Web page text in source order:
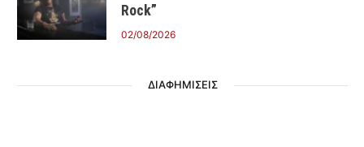
Rock”
02/08/2026
ΔΙΑΦΗΜΙΣΕΙΣ